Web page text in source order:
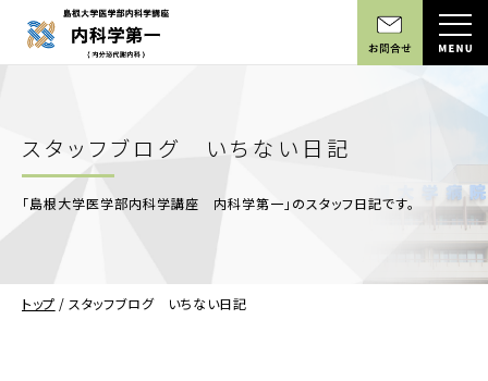
スタッフブログ いちない日記
「島根大学医学部内科学講座 内科学第一」のスタッフ日記です。
トップ / スタッフブログ いちない日記